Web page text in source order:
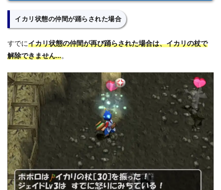
イカリ状態の仲間が踊らされた場合
すでにイカリ状態の仲間が再び踊らされた場合は、イカリの杖で
解除できません…。